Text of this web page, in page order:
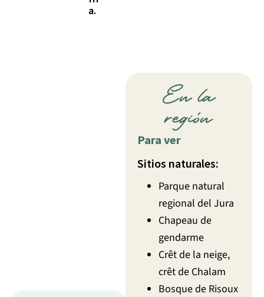
a.
En la
región
Para ver
Sitios naturales:
Parque natural
regional del Jura
Chapeau de
gendarme
Crêt de la neige,
crêt de Chalam
Bosque de Risoux